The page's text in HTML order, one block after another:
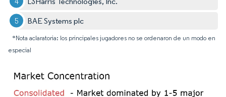
BAE Systems plc
*Nota aclaratoria: los principales jugadores no se ordenaron de un modo en
especial